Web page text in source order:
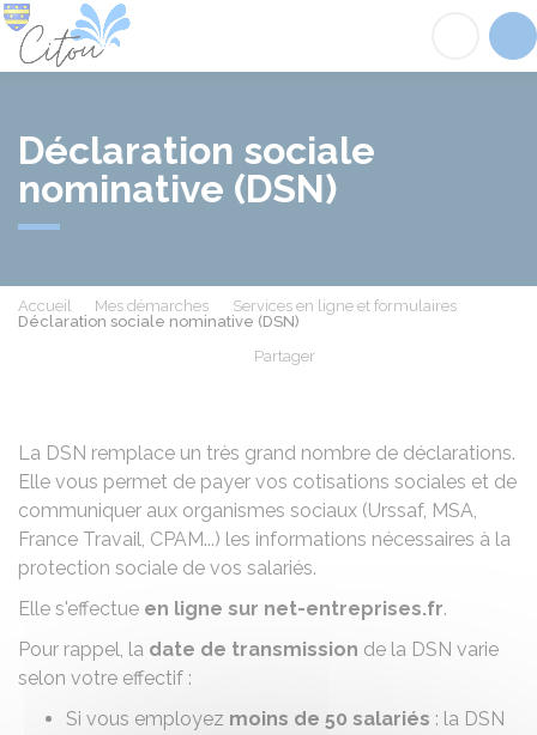
Déclaration sociale
nominative (DSN)
Accueil Mes démarches
Services en ligne et formulaires
Déclaration sociale nominative (DSN)
Partager
La DSN remplace un très grand nombre de déclarations.
Elle vous permet de payer vos cotisations sociales et de
communiquer aux organismes sociaux (Urssaf, MSA,
France Travail, CPAM...) les informations nécessaires à la
protection sociale de vos salariés.
Elle s'effectue en ligne sur net-entreprises.fr.
Pour rappel, la date de transmission de la DSN varie
selon votre effectif :
Si vous employez moins de 50 salariés : la DSN